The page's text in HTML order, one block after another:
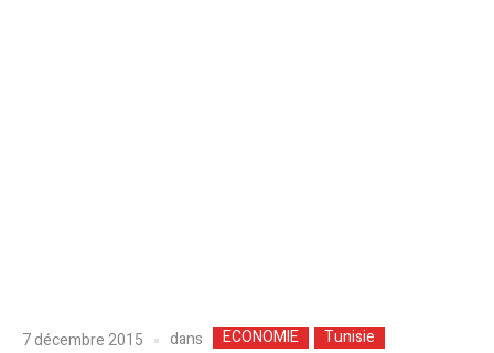
7 décembre 2015 dans ECONOMIE Tunisie